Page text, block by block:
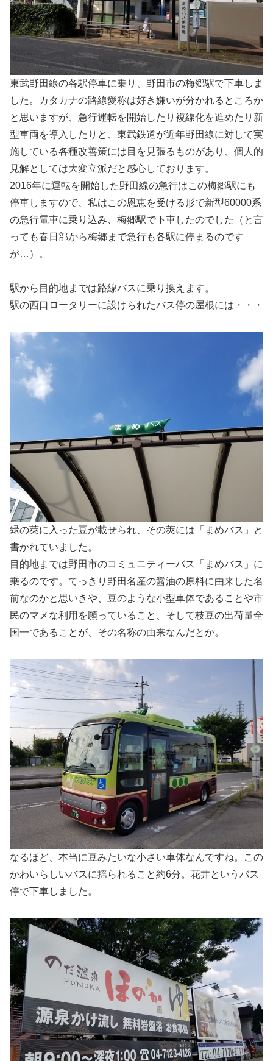
東武野田線の各駅停車に乗り、野田市の梅郷駅で下車しま
した。カタカナの路線愛称は好き嫌いが分かれるところか
と思いますが、急行運転を開始したり複線化を進めたり新
型車両を導入したりと、東武鉄道が近年野田線に対して実
施している各種改善策には目を見張るものがあり、個人的
見解としては大変立派だと感心しております。
2016年に運転を開始した野田線の急行はこの梅郷駅にも
停車しますので、私はこの恩恵を受ける形で新型60000系
の急行電車に乗り込み、梅郷駅で下車したのでした（と言
っても春日部から梅郷まで急行も各駅に停まるのです
が…）。
駅から目的地までは路線バスに乗り換えます。
駅の西口ロータリーに設けられたバス停の屋根には・・・
緑の莢に入った豆が載せられ、その莢には「まめバス」と
書かれていました。
目的地までは野田市のコミュニティーバス「まめバス」に
乗るのです。てっきり野田名産の醤油の原料に由来した名
前なのかと思いきや、豆のような小型車体であることや市
民のマメな利用を願っていること、そして枝豆の出荷量全
国一であることが、その名称の由来なんだとか。
なるほど、本当に豆みたいな小さい車体なんですね。この
かわいらしいバスに揺られること約6分。花井というバス
停で下車しました。